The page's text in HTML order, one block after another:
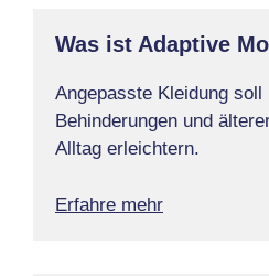
Was ist Adaptive
Angepasste Kleidung
Behinderungen und
Alltag erleichtern.
Erfahre mehr